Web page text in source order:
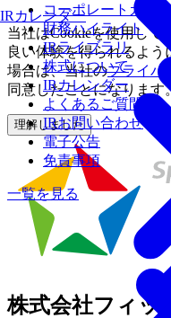
コーポレートガバ
財務ハイライト
IRライブラリ
株式について
IRカレンダー
よくあるご質問
IRお問い合わせ
電子公告
免責事項
一覧を見る
IRカレンダー
当社はCookieを使用して、
良い体験を得られるよう
場合は、当社のプライバ
同意したことになります
理解しました
株式会社フィッ